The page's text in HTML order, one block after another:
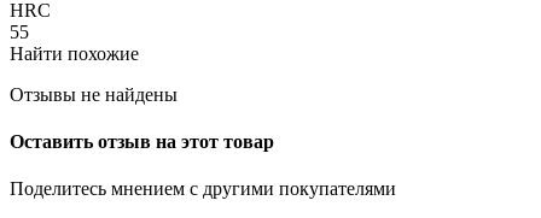
HRC
55
Найти похожие
Отзывы не найдены
Оставить отзыв на этот товар
Поделитесь мнением с другими покупателями